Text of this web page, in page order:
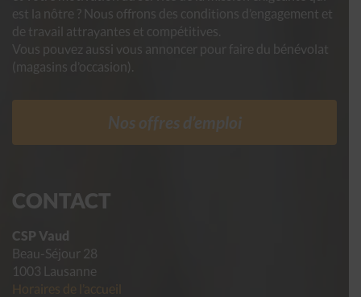
est la nôtre ? Nous offrons des conditions d’engagement et
de travail attrayantes et compétitives.
Vous pouvez aussi vous annoncer pour faire du bénévolat
(magasins d’occasion).
Nos offres d’emploi
CONTACT
CSP Vaud
Beau-Séjour 28
1003 Lausanne
Horaires de l’accueil